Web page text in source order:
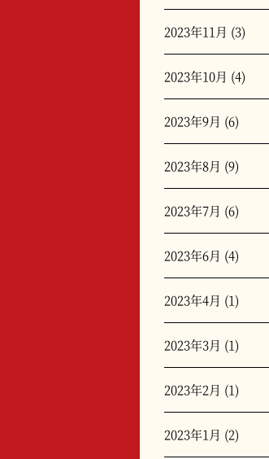
2023年11月 (3)
2023年10月 (4)
2023年9月 (6)
2023年8月 (9)
2023年7月 (6)
2023年6月 (4)
2023年4月 (1)
2023年3月 (1)
2023年2月 (1)
2023年1月 (2)